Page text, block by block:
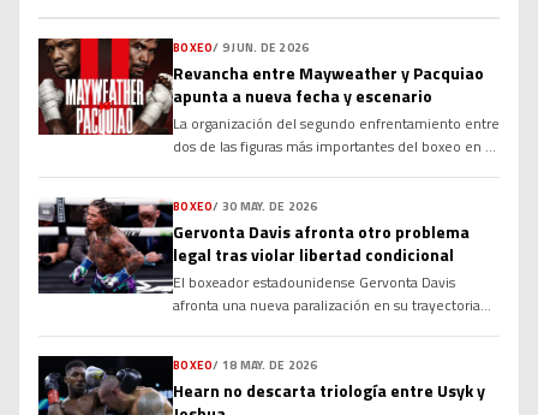
Aunque varios nombres importantes han sido
vinculados a su próximo combate, las
negociaciones no han avanzado como esperaba su
equipo. Desde que conquistó el campeonato tras
superar a Brian Norman Jr. por decisión en
BOXEO/ 9 JUN. DE 2026
Revancha entre Mayweather y Pacquiao
apunta a nueva fecha y escenario
La organización del segundo enfrentamiento entre
dos de las figuras más importantes del boxeo en el
entre Floyd Mayweather y Manny Pacquiao apunta
hacia una fecha y un escenario diferentes a los
planeados en el circuito de boxeo internacional. El
anuncio del regreso al boxeo profesional por parte
del estadounidense reactivó una […]
BOXEO/ 30 MAY. DE 2026
Gervonta Davis afronta otro problema
legal tras violar libertad condicional
El boxeador estadounidense Gervonta Davis
afronta una nueva paralización en su trayectoria
correspondientes del estado de Maryland
determinaron la emisión de una orden de
BOXEO/ 18 MAY. DE 2026
Hearn no descarta triología entre Usyk y